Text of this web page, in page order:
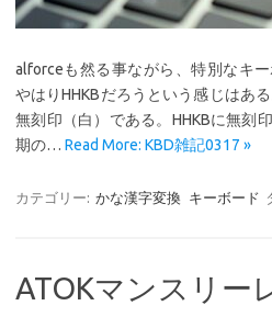
alforceも然る事ながら、特別なキ
やはりHHKBだろうという感じはあ
無刻印（白）である。HHKBに無刻
期の… Read More: KBD雑記0317 »
カテゴリー: かな漢字変換 キーボード
ATOKマンスリー